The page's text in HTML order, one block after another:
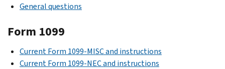
General questions
Form 1099
Current Form 1099-MISC and instructions
Current Form 1099-NEC and instructions